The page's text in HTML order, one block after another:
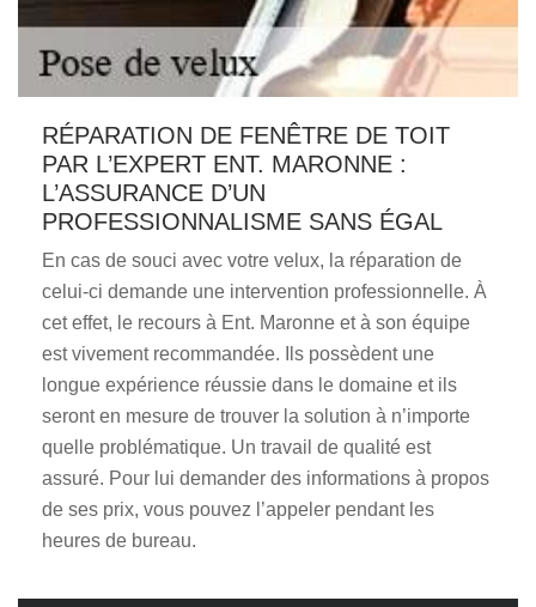
RÉPARATION DE FENÊTRE DE TOIT
PAR L’EXPERT ENT. MARONNE :
L’ASSURANCE D’UN
PROFESSIONNALISME SANS ÉGAL
En cas de souci avec votre velux, la réparation de
celui-ci demande une intervention professionnelle. À
cet effet, le recours à Ent. Maronne et à son équipe
est vivement recommandée. Ils possèdent une
longue expérience réussie dans le domaine et ils
seront en mesure de trouver la solution à n’importe
quelle problématique. Un travail de qualité est
assuré. Pour lui demander des informations à propos
de ses prix, vous pouvez l’appeler pendant les
heures de bureau.